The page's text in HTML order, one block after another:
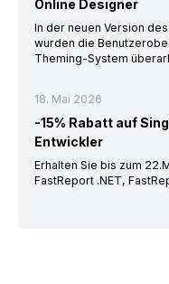
Online Designer
In der neuen Version
wurden die
Theming-System
18. Mai 2026
-15% Rabatt auf
Entwickler
Erhalten Sie bis zum
FastReport .NET,